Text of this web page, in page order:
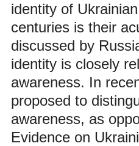
identity of
centuries is their
discussed by
identity is closely
awareness. In
proposed to
awareness, as
Evidence on